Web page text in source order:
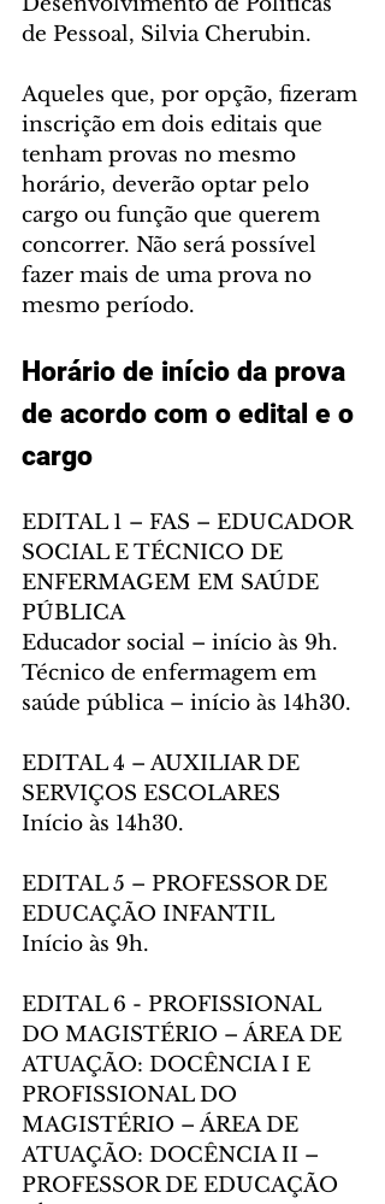
de Pessoal, Silvia Cherubin.
Aqueles que, por opção, fizeram
inscrição em dois editais que
tenham provas no mesmo
horário, deverão optar pelo
cargo ou função que querem
concorrer. Não será possível
fazer mais de uma prova no
mesmo período.
Horário de início da prova
de acordo com o edital e o
cargo
EDITAL 1 – FAS – EDUCADOR
SOCIAL E TÉCNICO DE
ENFERMAGEM EM SAÚDE
PÚBLICA
Educador social – início às 9h.
Técnico de enfermagem em
saúde pública – início às 14h30.
EDITAL 4 – AUXILIAR DE
SERVIÇOS ESCOLARES
Início às 14h30.
EDITAL 5 – PROFESSOR DE
EDUCAÇÃO INFANTIL
Início às 9h.
EDITAL 6 - PROFISSIONAL
DO MAGISTÉRIO – ÁREA DE
ATUAÇÃO: DOCÊNCIA I E
PROFISSIONAL DO
MAGISTÉRIO – ÁREA DE
ATUAÇÃO: DOCÊNCIA II –
PROFESSOR DE EDUCAÇÃO